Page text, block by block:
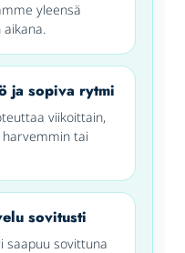
yleensä
ja sopiva rytmi
viikoittain,
harvemmin tai
sovitusti
saapuu sovittuna